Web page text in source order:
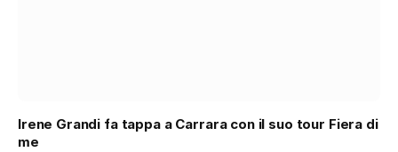
Irene Grandi fa tappa a Carrara con il suo tour Fiera di
me